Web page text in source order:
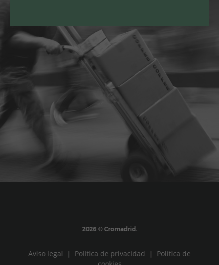
2026 © Cromadrid.
Aviso legal | Política de privacidad | Política de